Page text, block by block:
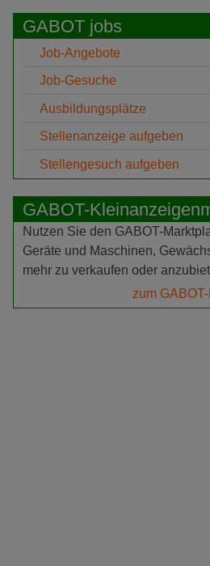
GABOT jobs
Job-Angebote
Job-Gesuche
Ausbildungsplätze
Stellenanzeige aufgeben
Stellengesuch aufgeben
GABOT-
Nutzen Sie den GABOT-
Geräte und Maschinen,
mehr zu verkaufen oder
zum